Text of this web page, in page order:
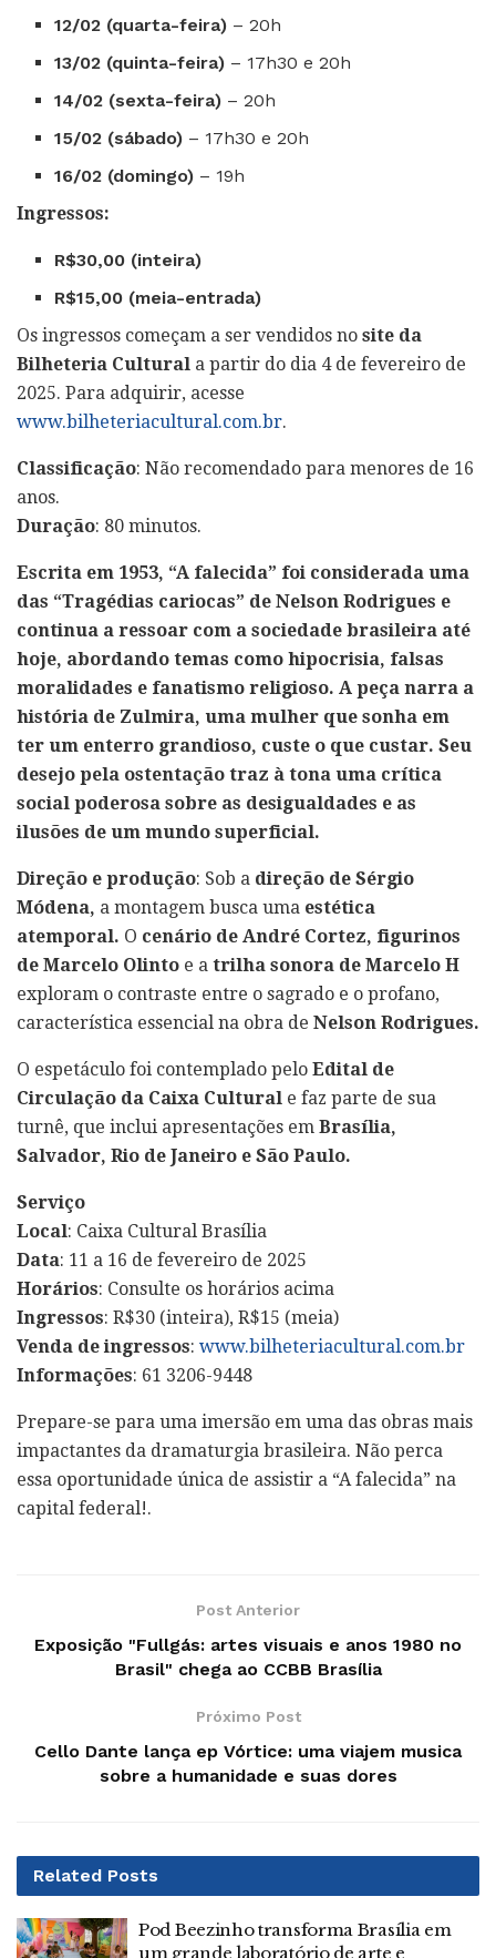
12/02 (quarta-feira) – 20h
13/02 (quinta-feira) – 17h30 e 20h
14/02 (sexta-feira) – 20h
15/02 (sábado) – 17h30 e 20h
16/02 (domingo) – 19h
Ingressos:
R$30,00 (inteira)
R$15,00 (meia-entrada)
Os ingressos começam a ser vendidos no site da
Bilheteria Cultural a partir do dia 4 de fevereiro de
2025. Para adquirir, acesse
www.bilheteriacultural.com.br.
Classificação: Não recomendado para menores de 16
anos.
Duração: 80 minutos.
Escrita em 1953, “A falecida” foi considerada uma
das “Tragédias cariocas” de Nelson Rodrigues e
continua a ressoar com a sociedade brasileira até
hoje, abordando temas como hipocrisia, falsas
moralidades e fanatismo religioso. A peça narra a
história de Zulmira, uma mulher que sonha em
ter um enterro grandioso, custe o que custar. Seu
desejo pela ostentação traz à tona uma crítica
social poderosa sobre as desigualdades e as
ilusões de um mundo superficial.
Direção e produção: Sob a direção de Sérgio
Módena, a montagem busca uma estética
atemporal. O cenário de André Cortez, figurinos
de Marcelo Olinto e a trilha sonora de Marcelo H
exploram o contraste entre o sagrado e o profano,
característica essencial na obra de Nelson Rodrigues.
O espetáculo foi contemplado pelo Edital de
Circulação da Caixa Cultural e faz parte de sua
turnê, que inclui apresentações em Brasília,
Salvador, Rio de Janeiro e São Paulo.
Serviço
Local: Caixa Cultural Brasília
Data: 11 a 16 de fevereiro de 2025
Horários: Consulte os horários acima
Ingressos: R$30 (inteira), R$15 (meia)
Venda de ingressos: www.bilheteriacultural.com.br
Informações: 61 3206-9448
Prepare-se para uma imersão em uma das obras mais
impactantes da dramaturgia brasileira. Não perca
essa oportunidade única de assistir a “A falecida” na
capital federal!.
Post Anterior
Exposição "Fullgás: artes visuais e anos 1980 no
Brasil" chega ao CCBB Brasília
Próximo Post
Cello Dante lança ep Vórtice: uma viajem musica
sobre a humanidade e suas dores
Related Posts
Pod Beezinho transforma Brasília em
um grande laboratório de arte e